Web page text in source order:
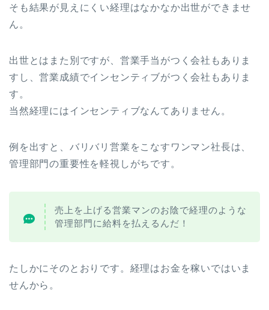
そも結果が見えにくい経理はなかなか出世ができませ
ん。
出世とはまた別ですが、営業手当がつく会社もありま
すし、営業成績でインセンティブがつく会社もありま
す。
当然経理にはインセンティブなんてありません。
例を出すと、バリバリ営業をこなすワンマン社長は、
管理部門の重要性を軽視しがちです。
売上を上げる営業マンのお陰で経理のような
管理部門に給料を払えるんだ！
たしかにそのとおりです。経理はお金を稼いではいま
せんから。